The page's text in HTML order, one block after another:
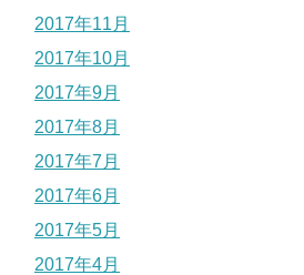
2017年11月
2017年10月
2017年9月
2017年8月
2017年7月
2017年6月
2017年5月
2017年4月